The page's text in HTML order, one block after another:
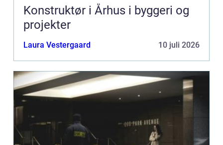
Konstruktør i Århus i byggeri og
projekter
Laura Vestergaard 10 juli 2026